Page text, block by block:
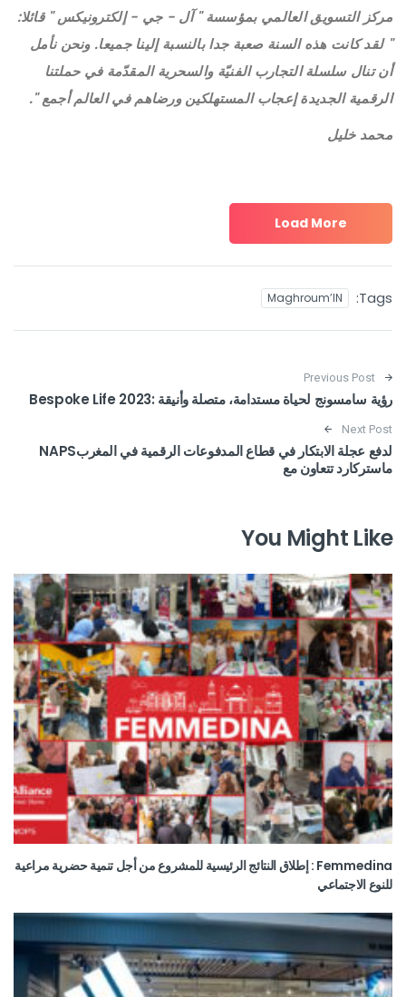
مركز التسويق العالمي بمؤسسة " آل - جي - إلكترونيكس " قائلا:
" لقد كانت هذه السنة صعبة جدا بالنسبة إلينا جميعا. ونحن نأمل
أن تنال سلسلة التجارب الفنيّة والسحرية المقدّمة في حملتنا
الرقمية الجديدة إعجاب المستهلكين ورضاهم في العالم أجمع ".
محمد خليل
Load More
Tags:
Maghroum’IN
Post navigation
Previous Post
رؤية سامسونج لحياة مستدامة، متصلة وأنيقة :Bespoke Life 2023
Next Post
لدفع عجلة الابتكار في قطاع المدفوعات الرقمية في المغربNAPS
ماستركارد تتعاون مع
You Might Like
Femmedina : إطلاق النتائج الرئيسية للمشروع من أجل تنمية حضرية مراعية
للنوع الاجتماعي